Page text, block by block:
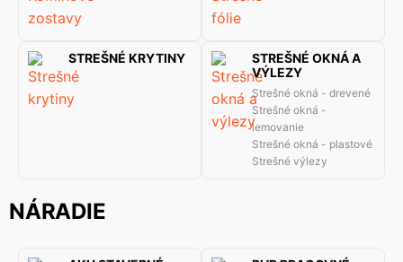
STREŠNÉ KRYTINY
STREŠNÉ OKNÁ A
VÝLEZY
Strešné okná - drevené
Strešné okná -
lemovanie
Strešné okná - plastové
Strešné výlezy
NÁRADIE